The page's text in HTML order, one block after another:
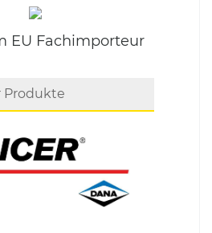
EU Fachimporteur
Produkte